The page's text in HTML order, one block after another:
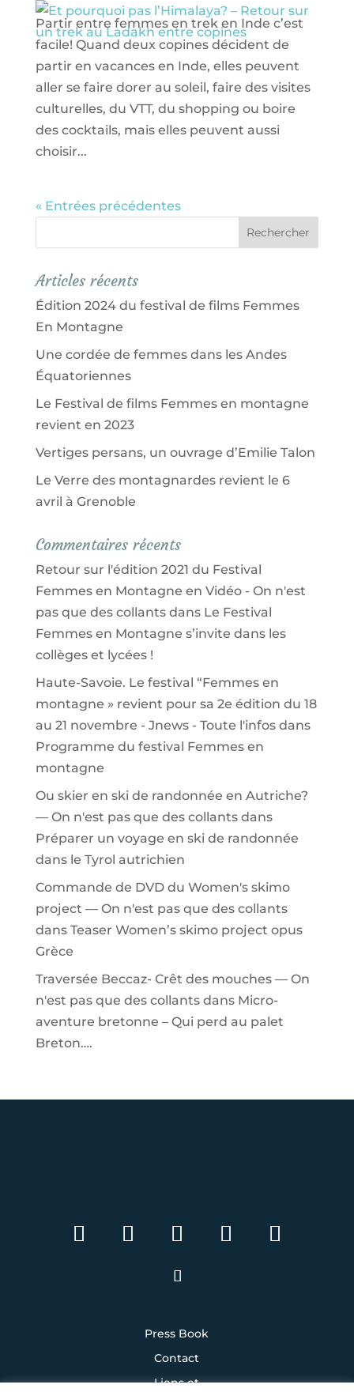
Partir entre femmes en trek en Inde c’est
facile! Quand deux copines décident de
partir en vacances en Inde, elles peuvent
aller se faire dorer au soleil, faire des visites
culturelles, du VTT, du shopping ou boire
des cocktails, mais elles peuvent aussi
choisir...
« Entrées précédentes
Articles récents
Édition 2024 du festival de films Femmes
En Montagne
Une cordée de femmes dans les Andes
Équatoriennes
Le Festival de films Femmes en montagne
revient en 2023
Vertiges persans, un ouvrage d’Emilie Talon
Le Verre des montagnardes revient le 6
avril à Grenoble
Commentaires récents
Retour sur l'édition 2021 du Festival
Femmes en Montagne en Vidéo - On n'est
pas que des collantsdans Le Festival
Femmes en Montagne s’invite dans les
collèges et lycées !
Haute-Savoie. Le festival “Femmes en
montagne » revient pour sa 2e édition du 18
au 21 novembre - Jnews - Toute l'infosdans
Programme du festival Femmes en
montagne
Ou skier en ski de randonnée en Autriche?
— On n'est pas que des collantsdans
Préparer un voyage en ski de randonnée
dans le Tyrol autrichien
Commande de DVD du Women's skimo
project — On n'est pas que des collants
dans Teaser Women’s skimo project opus
Grèce
Traversée Beccaz- Crêt des mouches — On
n'est pas que des collantsdans Micro-
aventure bretonne – Qui perd au palet
Breton….
Press Book
Contact
Liens et